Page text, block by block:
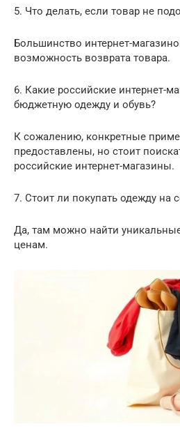
5. Что делать, если товар не
Большинство интернет-
возможность возврата товара.
6. Какие российские интернет-
бюджетную одежду и обувь?
К сожалению, конкретные
предоставлены, но стоит
российские интернет-магазины.
7. Стоит ли покупать одежду на
Да, там можно найти
ценам.